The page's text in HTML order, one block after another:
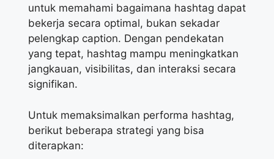
untuk memahami bagaimana hashtag dapat
bekerja secara optimal, bukan sekadar
pelengkap caption. Dengan pendekatan
yang tepat, hashtag mampu meningkatkan
jangkauan, visibilitas, dan interaksi secara
signifikan.
Untuk memaksimalkan performa hashtag,
berikut beberapa strategi yang bisa
diterapkan: